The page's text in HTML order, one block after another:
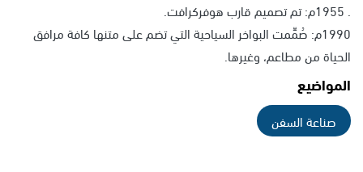
. 1955م: تم تصميم قارب هوفركرافت.
1990م: صُمِّمت البواخر السياحية التي تضم على متنها كافة مرافق
الحياة من مطاعم، وغيرها.
المواضيع
صناعة السفن